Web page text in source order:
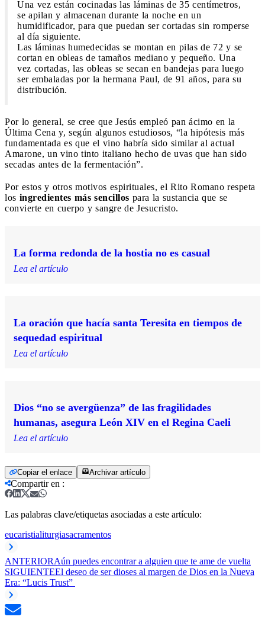
Una vez están cocinadas las láminas de 35 centímetros,
se apilan y almacenan durante la noche en un
humidificador, para que puedan ser cortadas sin romperse
al día siguiente.
Las láminas humedecidas se montan en pilas de 72 y se
cortan en obleas de tamaños mediano y pequeño. Una
vez cortadas, las obleas se secan en bandejas para luego
ser embaladas por la hermana Paul, de 91 años, para su
distribución.
Por lo general, se cree que Jesús empleó pan ácimo en la
Última Cena y, según algunos estudiosos, “la hipótesis más
fundamentada es que el vino habría sido similar al actual
Amarone, un vino tinto italiano hecho de uvas que han sido
secadas antes de la fermentación”.
Por estos y otros motivos espirituales, el Rito Romano respeta
los ingredientes más sencillos para la sustancia que se
convierte en cuerpo y sangre de Jesucristo.
La forma redonda de la hostia no es casual
Lea el artículo
La oración que hacía santa Teresita en tiempos de
sequedad espiritual
Lea el artículo
Dios “no se avergüenza” de las fragilidades
humanas, asegura León XIV en el Regina Caeli
Lea el artículo
Copiar el enlace Archivar artículo
Compartir en :
Las palabras clave/etiquetas asociadas a este artículo:
eucaristialiturgiasacramentos
ANTERIORAún puedes encontrar a alguien que te ame de vuelta
SIGUIENTEEl deseo de ser dioses al margen de Dios en la Nueva
Era: “Lucis Trust”